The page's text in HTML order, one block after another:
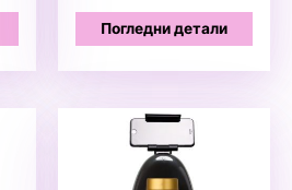
Погледни детали